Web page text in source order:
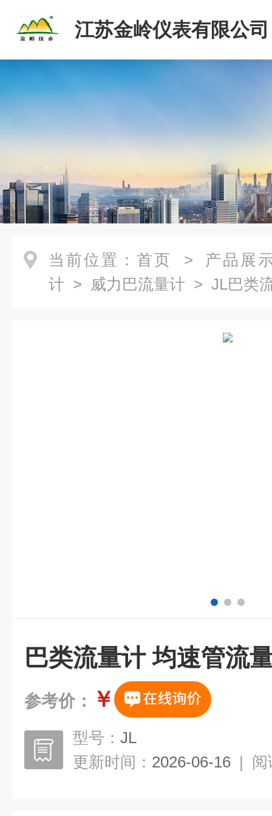
江苏金岭仪表有限公司
当前位置： 首页 > 产品展
计 > 威力巴流量计 > JL巴类
巴类流量计 均速管流
参考价： ￥
型号： JL
更新时间： 2026-06-16 | 阅